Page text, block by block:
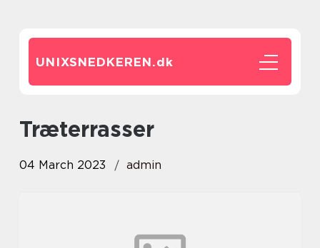
UNIXSNEDKEREN.dk
Træterrasser
04 March 2023 admin